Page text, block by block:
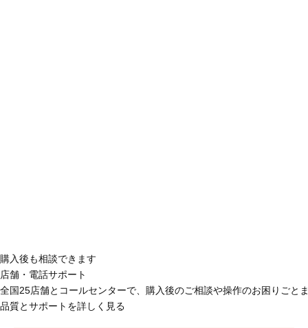
購入後も相談できます
店舗・電話サポート
全国25店舗とコールセンターで、購入後のご相談や操作のお困りごと
品質とサポートを詳しく見る